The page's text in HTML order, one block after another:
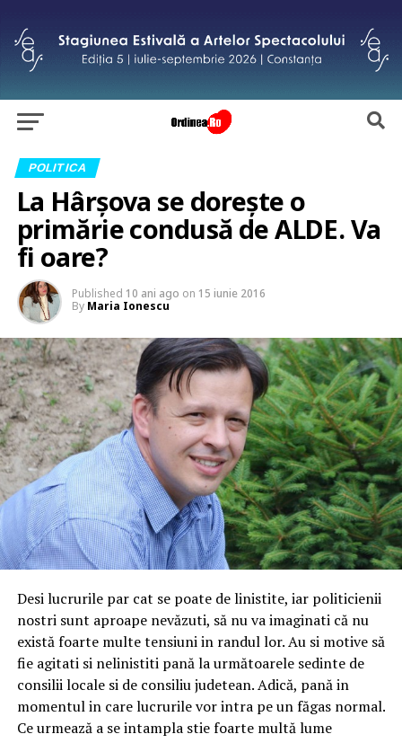
POLITICA
La Hârşova se doreşte o
primărie condusă de ALDE. Va
fi oare?
Published 10 ani ago on 15 iunie 2016
By Maria Ionescu
Desi lucrurile par cat se poate de linistite, iar politicienii
nostri sunt aproape nevăzuti, să nu va imaginati că nu
există foarte multe tensiuni in randul lor. Au si motive să
fie agitati si nelinistiti pană la următoarele sedinte de
consilii locale si de consiliu judetean. Adică, pană in
momentul in care lucrurile vor intra pe un făgas normal.
Ce urmează a se intampla stie foarte multă lume